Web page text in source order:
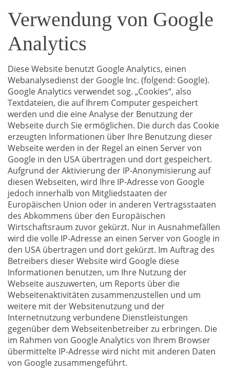
Verwendung von Google
Analytics
Diese Website benutzt Google Analytics, einen
Webanalysedienst der Google Inc. (folgend: Google).
Google Analytics verwendet sog. „Cookies“, also
Textdateien, die auf Ihrem Computer gespeichert
werden und die eine Analyse der Benutzung der
Webseite durch Sie ermöglichen. Die durch das Cookie
erzeugten Informationen über Ihre Benutzung dieser
Webseite werden in der Regel an einen Server von
Google in den USA übertragen und dort gespeichert.
Aufgrund der Aktivierung der IP-Anonymisierung auf
diesen Webseiten, wird Ihre IP-Adresse von Google
jedoch innerhalb von Mitgliedstaaten der
Europäischen Union oder in anderen Vertragsstaaten
des Abkommens über den Europäischen
Wirtschaftsraum zuvor gekürzt. Nur in Ausnahmefällen
wird die volle IP-Adresse an einen Server von Google in
den USA übertragen und dort gekürzt. Im Auftrag des
Betreibers dieser Website wird Google diese
Informationen benutzen, um Ihre Nutzung der
Webseite auszuwerten, um Reports über die
Webseitenaktivitäten zusammenzustellen und um
weitere mit der Websitenutzung und der
Internetnutzung verbundene Dienstleistungen
gegenüber dem Webseitenbetreiber zu erbringen. Die
im Rahmen von Google Analytics von Ihrem Browser
übermittelte IP-Adresse wird nicht mit anderen Daten
von Google zusammengeführt.